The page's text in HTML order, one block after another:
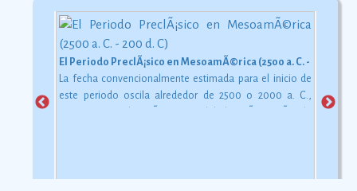
El Periodo PreclÃ¡sico en MesoamÃ©rica (2500 a. C. - 200 d. C)
La fecha convencionalmente estimada para el inicio de
este periodo oscila alrededor de 2500 o 2000 a. C.,